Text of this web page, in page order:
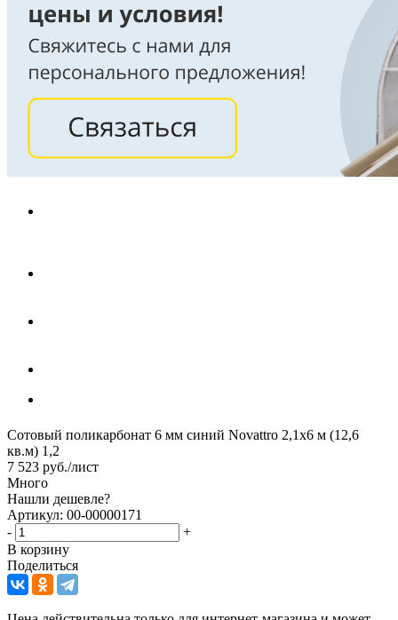
Сотовый поликарбонат 6 мм синий Novattro 2,1х6 м (12,6
кв.м) 1,2
7 523 руб./лист
Много
Нашли дешевле?
Артикул: 00-00000171
-
+
В корзину
Поделиться